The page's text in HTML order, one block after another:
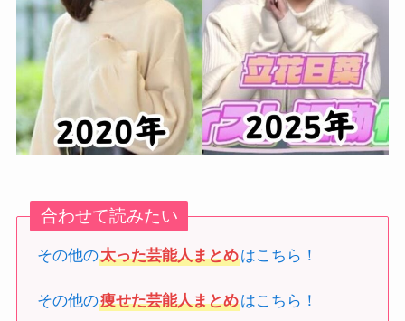
合わせて読みたい
その他の太った芸能人まとめはこちら！
その他の痩せた芸能人まとめはこちら！